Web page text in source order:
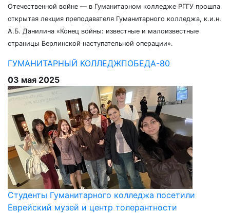
Отечественной войне — в Гуманитарном колледже РГГУ прошла
открытая лекция преподавателя Гуманитарного колледжа, к.и.н.
А.Б. Данилина «Конец войны: известные и малоизвестные
страницы Берлинской наступательной операции».
ГУМАНИТАРНЫЙ КОЛЛЕДЖПОБЕДА-80
03 мая 2025
Студенты Гуманитарного колледжа посетили
Еврейский музей и центр толерантности